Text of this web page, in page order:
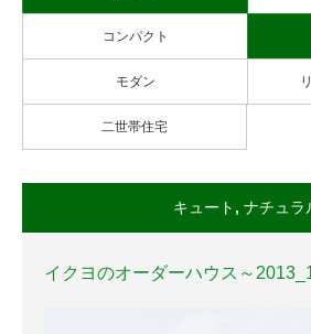
コンパクト
モダン
二世帯住宅
キュート , ナチュラ
イクヨのオーダーハウス～